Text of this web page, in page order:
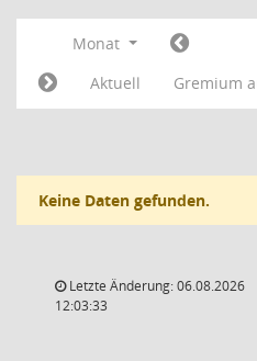
Monat
Aktuell
Gremium
Keine Daten gefunden.
Letzte Änderung: 06.08.2026
12:03:33